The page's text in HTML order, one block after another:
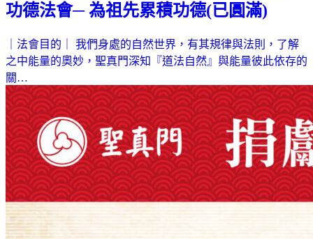
功德法會─ 為祖先累積功德(已圓滿)
｜法會目的｜ 我們身處的自然世界，有其規律與法則，了解
之中能量的奧妙，聖真門深知『道法自然』與能量彼此依存的
關…